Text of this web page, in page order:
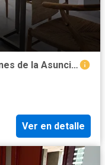
Renta de departamento en Jardines de la Asuncion Aguascalientes
Ver en detalle